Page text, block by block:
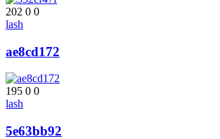
202 0 0
lash
ae8cd172
195 0 0
lash
5e63bb92